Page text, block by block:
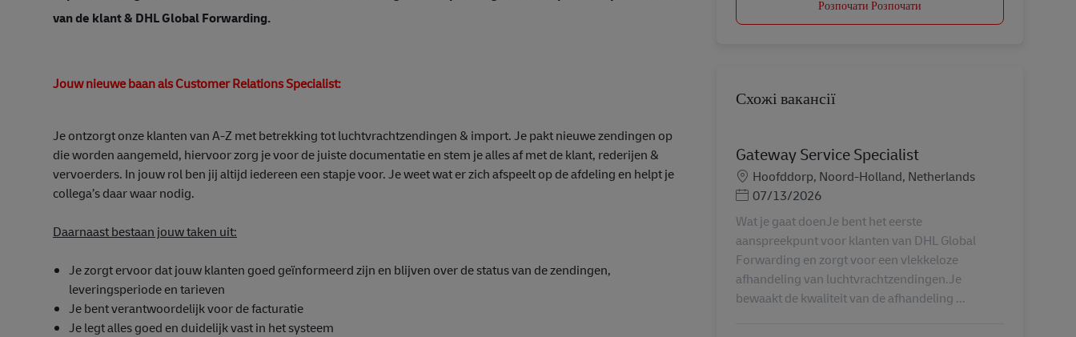
van de klant & DHL Global Forwarding.
Jouw nieuwe baan als Customer Relations Specialist:
Je ontzorgt onze klanten van A-Z met betrekking tot luchtvrachtzendingen & import. Je pakt nieuwe zendingen op
die worden aangemeld, hiervoor zorg je voor de juiste documentatie en stem je alles af met de klant, rederijen &
vervoerders. In jouw rol ben jij altijd iedereen een stapje voor. Je weet wat er zich afspeelt op de afdeling en helpt je
collega’s daar waar nodig.
Daarnaast bestaan jouw taken uit:
Je zorgt ervoor dat jouw klanten goed geïnformeerd zijn en blijven over de status van de zendingen,
leveringsperiode en tarieven
Je bent verantwoordelijk voor de facturatie
Je legt alles goed en duidelijk vast in het systeem
Розпочати Розпочати
Схожі вакансії
Gateway Service Specialist
Місцезнаходження
Hoofddorp, Noord-Holland, Netherlands
Posted Date
07/13/2026
Wat je gaat doenJe bent het eerste
aanspreekpunt voor klanten van DHL Global
Forwarding en zorgt voor een vlekkeloze
afhandeling van luchtvrachtzendingen.Je
bewaakt de kwaliteit van de afhandeling ...